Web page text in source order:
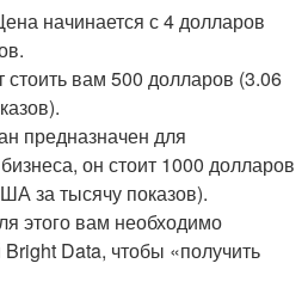
начинается с 4 долларов
стоить вам 500 долларов (3.06
предназначен для
он стоит 1000 долларов
за тысячу показов).
этого вам необходимо
Data, чтобы «получить